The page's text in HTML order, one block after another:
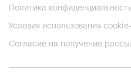
Политика
Условия использования
Согласие на получение